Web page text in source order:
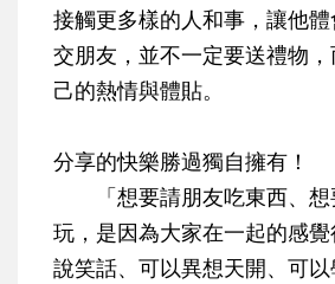
接觸更多樣的人和事，讓他
交朋友，並不一定要送禮物
己的熱情與體貼。
分享的快樂勝過獨自擁有！
「想要請朋友吃東西、想
玩，是因為大家在一起的感
說笑話、可以異想天開、可